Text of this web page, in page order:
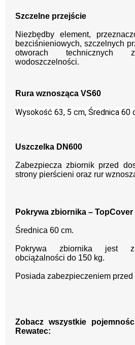
Szczelne przejście
Niezbędby element, przezna
bezciśnieniowych, szczel nych
otworach technicznych
wodoszczelności.
Rura wznosząca VS60
Wysokość 63, 5 cm, Średnica 60
Uszczelka DN600
Zabezpiecza zbiornik przed
strony pierścieni oraz rur
Pokrywa zbiornika – TopCover
Średnica 60 cm.
Pokrywa zbiornika jest
obciążalności do 150 kg.
Posiada zabezpieczeniem przed
Zobacz wszystkie
Rewatec: